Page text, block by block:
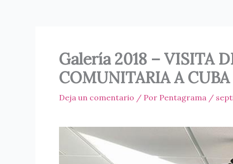
Galería 2018 – VISITA
COMUNITARIA A CUBA
Deja un comentario / Por Pentagrama /